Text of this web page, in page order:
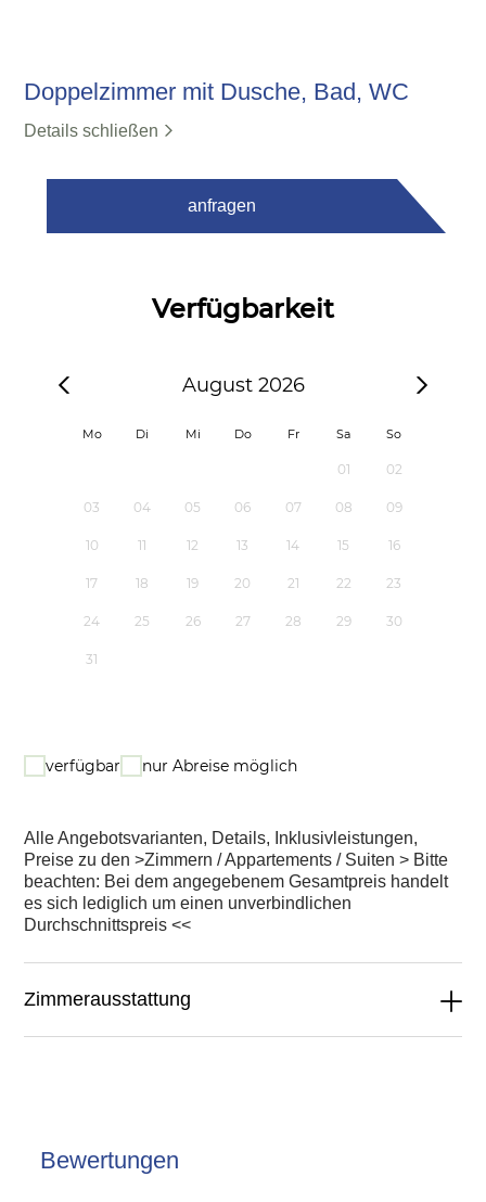
Doppelzimmer mit Dusche, Bad, WC
Details schließen
anfragen
Verfügbarkeit
August 2026
Mo Di Mi Do Fr Sa So
01 02
03 04 05 06 07 08 09
10 11 12 13 14 15 16
17 18 19 20 21 22 23
24 25 26 27 28 29 30
31
verfügbar nur Abreise möglich
Alle Angebotsvarianten, Details, Inklusivleistungen,
Preise zu den >Zimmern / Appartements / Suiten > Bitte
beachten: Bei dem angegebenem Gesamtpreis handelt
es sich lediglich um einen unverbindlichen
Durchschnittspreis <<
Zimmerausstattung
Bewertungen